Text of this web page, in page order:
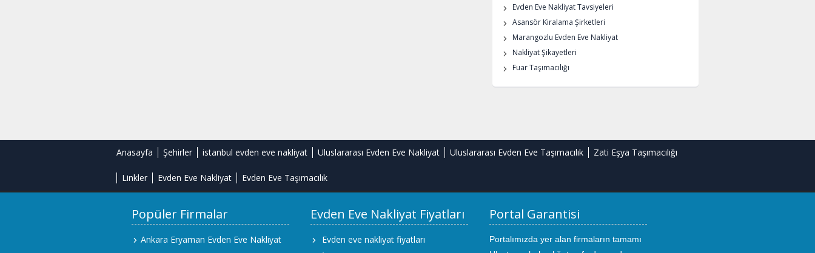
Evden Eve Nakliyat Tavsiyeleri
Asansör Kiralama Şirketleri
Marangozlu Evden Eve Nakliyat
Nakliyat Şikayetleri
Fuar Taşımacılığı
Anasayfa Şehirler istanbul evden eve nakliyat Uluslararası Evden Eve Nakliyat Uluslararası Evden Eve Taşımacılık Zati Eşya Taşımacılığı
Linkler Evden Eve Nakliyat Evden Eve Taşımacılık
Popüler Firmalar
Ankara Eryaman Evden Eve Nakliyat
Evden Eve Nakliyat Fiyatları
Evden eve nakliyat fiyatları
Portal Garantisi
Portalımızda yer alan firmaların tamamı